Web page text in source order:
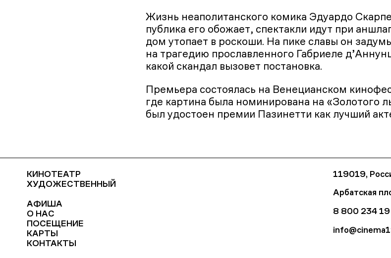
Жизнь неаполитанского комика Эдуардо
публика его обожает, спектакли идут при
дом утопает в роскоши. На пике славы он
на трагедию прославленного Габриеле
какой скандал вызовет постановка.
Премьера состоялась на Венецианском
где картина была номинирована на «Золотого
был удостоен премии Пазинетти как лучший
КИНОТЕАТР
ХУДОЖЕСТВЕННЫЙ
АФИША
О НАС
ПОСЕЩЕНИЕ
КАРТЫ
КОНТАКТЫ
119019,
Арбатская
8 800 234